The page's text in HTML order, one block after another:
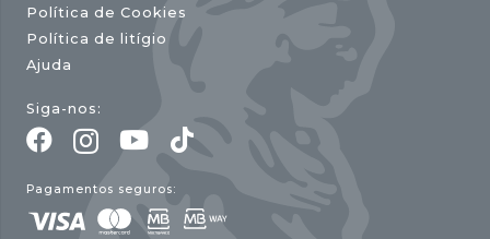
Política de Cookies
Política de litígio
Ajuda
Siga-nos:
Pagamentos seguros: